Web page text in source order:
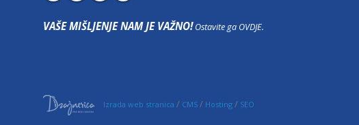
VAŠE MIŠLJENJE NAM JE VAŽNO!Ostavite ga OVDJE.
Izrada web stranica / CMS / Hosting / SEO